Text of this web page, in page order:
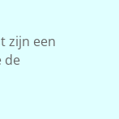
zijn een
de